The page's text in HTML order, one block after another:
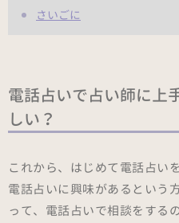
さいごに
電話占いで占い師に上
しい？
これから、はじめて電話占い
電話占いに興味があるという
って、電話占いで相談をする